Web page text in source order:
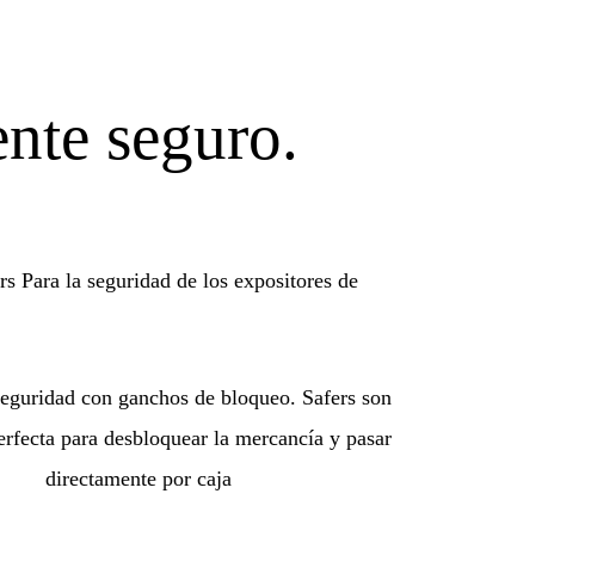
seguro.
con ganchos de bloqueo. Safers son
para desbloquear la mercancía y pasar
directamente por caja